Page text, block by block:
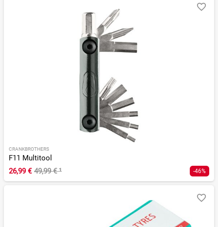
CRANKBROTHERS
F11 Multitool
26,99 € 49,99 €¹ -46%